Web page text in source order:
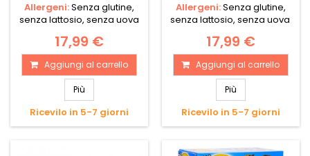
Allergeni:Senza glutine,
senza lattosio, senza uova
17,99 €
Aggiungi al carrello
Più
Ricevilo in 5-7 giorni
Allergeni:Senza glutine,
senza lattosio, senza uova
17,99 €
Aggiungi al carrello
Più
Ricevilo in 5-7 giorni